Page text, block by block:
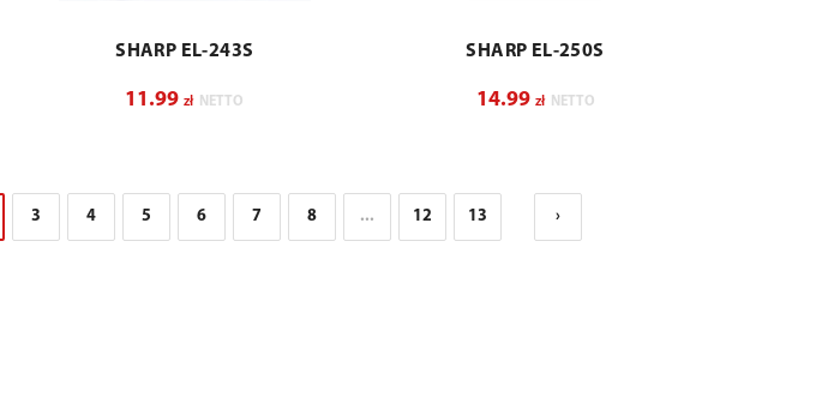
SHARP EL-243S
11.99zł NETTO
SHARP EL-250S
14.99 zł NETTO
3 4 5 6 7 8 ... 12 13 ›